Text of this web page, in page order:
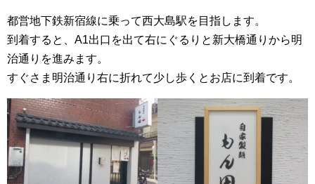
都営地下鉄新宿線に乗って西大島駅を目指します。
到着すると、A1出口を出て右にぐるりと新大橋通りから明
治通りを進みます。
すぐさま明治通り右に折れて少し歩くとお店に到着です。